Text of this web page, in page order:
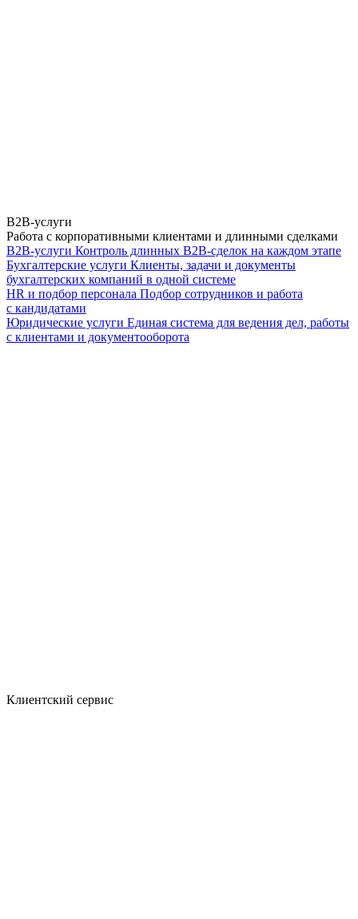
B2B-услуги
Работа с корпоративными клиентами и длинными сделками
B2B-услуги Контроль длинных B2B-сделок на каждом этапе
Бухгалтерские услуги Клиенты, задачи и документы
бухгалтерских компаний в одной системе
HR и подбор персонала Подбор сотрудников и работа
с кандидатами
Юридические услуги Единая система для ведения дел, работы
с клиентами и документооборота
Клиентский сервис